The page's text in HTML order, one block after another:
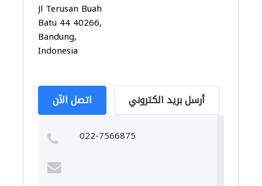
Jl Terusan Buah
Batu 44 40266,
Bandung,
Indonesia
اتصل الآن أرسل بريد الكتروني
022-7566875